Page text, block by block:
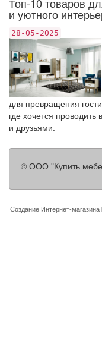
и уютного
28-05-2025
для превращения
где хочется
и друзьями.
© ООО "Купить
Создание Интернет-магазина